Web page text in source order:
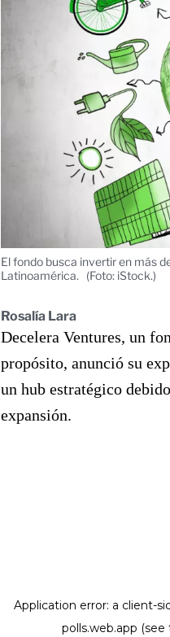
El fondo busca invertir en más
Latinoamérica.
(Foto: iStock.)
Rosalía Lara
Decelera Ventures, un
propósito, anunció su
un hub estratégico
expansión.